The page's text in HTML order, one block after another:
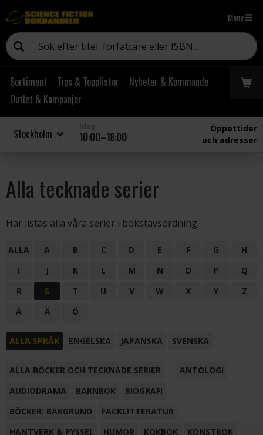
Meny
Sortiment Tips & Topplistor
Nyheter & Kommande
Outlet & Kampanjer
10:00–18:00
Öppettider
och adresser
Alla tecknade serier
Här listas alla våra serier i bokstavsordning.
ALLA A B C D E F G
H
I
J K L M N O P
Q
R
S T U V W X Y
Z
Å
Ä Ö
ALLA SPRÅK ENGELSKA JAPANSKA SVENSKA
ALLA BÖCKER OCH TECKNADE SERIER
ANTOLOGI
AUDIODRAMA
BARNBOK
BIOGRAFI
BÖCKER: BAKGRUND
FACKLITTERATUR
HANTVERK & PYSSEL
HUMOR KOKBOK
KONSTBOK